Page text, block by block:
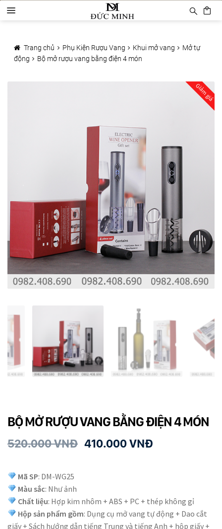
đến
hướng
Chuyển
đến
a
h
m
ụ
Sản phẩm
Mở hơi khí nén
Bảo quản rượu vang
Dụng cụ rót rượu vang
Xô ướp đá rượu vang
Khác
Giới thiệu
Kiến thức
Liên hệ
Trang chủ Phụ Kiện Rượu Vang Khui mở vang
Mở tự
động
Bộ mở rượu vang bằng điện 4 món
Giảm giá
BỘ MỞ RƯỢU VANG BẰNG ĐIỆN 4 MÓN
520.000VNĐ 410.000VNĐ
Mã SP: DM-WG25
Màu sắc: Như ảnh
Chất liệu: Hợp kim nhôm + ABS + PC + thép không gỉ
Hộp sản phẩm gồm: Dụng cụ mở vang tự động + Dao cắt
giấy + Sách hướng dẫn tiếng Trung và tiếng Anh + hộp giấy +